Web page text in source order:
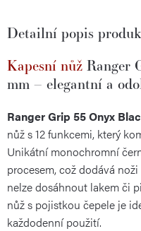
Detailní popis
Kapesní nůž Ranger
mm – elegantní a
Ranger Grip 55 Onyx
nůž s 12 funkcemi, který
Unikátní monochromní
procesem, což dodává
nelze dosáhnout lakem či
nůž s pojistkou čepele je
každodenní použití.